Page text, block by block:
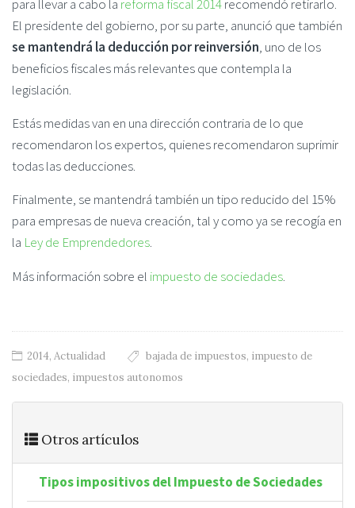
para llevar a cabo la reforma fiscal 2014recomendó retirarlo.
El presidente del gobierno, por su parte, anunció que también
se mantendrá la deducción por reinversión, uno de los
beneficios fiscales más relevantes que contempla la
legislación.
Estás medidas van en una dirección contraria de lo que
recomendaron los expertos, quienes recomendaron suprimir
todas las deducciones.
Finalmente, se mantendrá también un tipo reducido del 15%
para empresas de nueva creación, tal y como ya se recogía en
la Ley de Emprendedores.
Más información sobre el impuesto de sociedades.
2014, Actualidad bajada de impuestos, impuesto de
sociedades, impuestos autonomos
Otros artículos
Tipos impositivos del Impuesto de Sociedades